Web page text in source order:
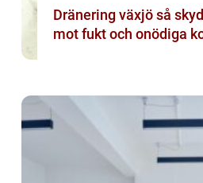
Dränering växjö så skyddar du huset
mot fukt och onödiga